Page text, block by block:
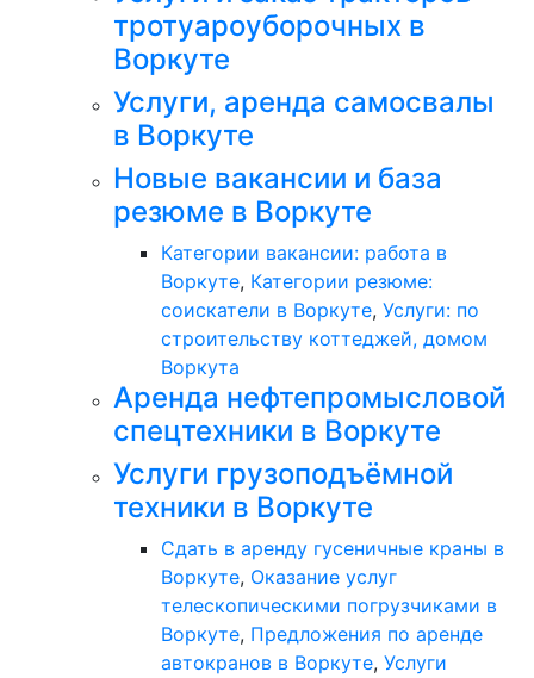
тротуароуборочных в
Воркуте
Услуги, аренда самосвалы
в Воркуте
Новые вакансии и база
резюме в Воркуте
Категории вакансии: работа в
Воркуте, Категории резюме:
соискатели в Воркуте, Услуги: по
строительству коттеджей, домом
Воркута
Аренда нефтепромысловой
спецтехники в Воркуте
Услуги грузоподъёмной
техники в Воркуте
Сдать в аренду гусеничные краны в
Воркуте, Оказание услуг
телескопическими погрузчиками в
Воркуте, Предложения по аренде
автокранов в Воркуте, Услуги